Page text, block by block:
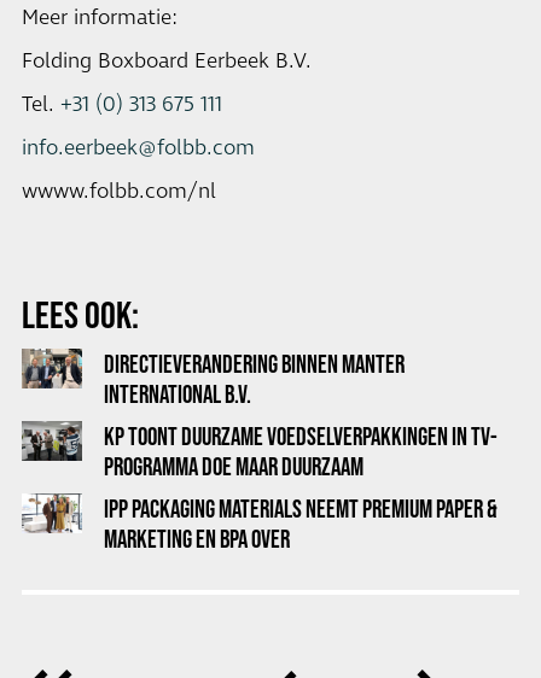
Meer informatie:
Folding Boxboard Eerbeek B.V.
Tel. +31 (0) 313 675 111
info.eerbeek@folbb.com
wwww.folbb.com/nl
LEES OOK:
DIRECTIEVERANDERING BINNEN MANTER
INTERNATIONAL B.V.
KP TOONT DUURZAME VOEDSELVERPAKKINGEN IN TV-
PROGRAMMA DOE MAAR DUURZAAM
IPP PACKAGING MATERIALS NEEMT PREMIUM PAPER &
MARKETING EN BPA OVER